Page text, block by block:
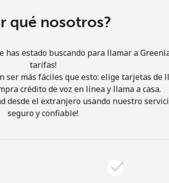
Únete
¡Hola!
qué nosotros?
has estado buscando para llamar a
tarifas!
ser más fáciles que esto: elige tarjetas de
crédito de voz en línea y llama a casa.
desde el extranjero usando nuestro
seguro y confiable!